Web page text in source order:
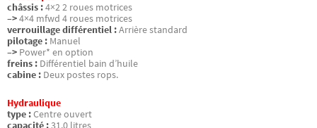
châssis :4×2 2 roues motrices
–>4×4 mfwd 4 roues motrices
verrouillage différentiel :Arrière standard
pilotage : Manuel
–> Power* en option
freins : Différentiel bain d’huile
cabine : Deux postes rops.
Hydraulique
type :Centre ouvert
capacité :31.0 litres